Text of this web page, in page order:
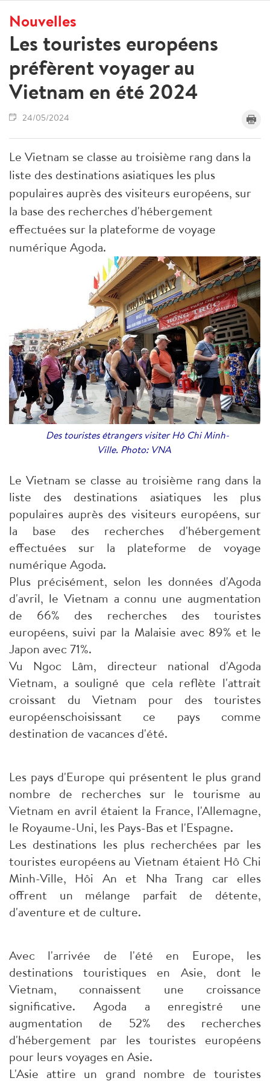
Nouvelles
Les touristes européens
préfèrent voyager au
Vietnam en été 2024
24/05/2024
Le Vietnam se classe au troisième rang dans la
liste des destinations asiatiques les plus
populaires auprès des visiteurs européens, sur
la base des recherches d'hébergement
effectuées sur la plateforme de voyage
numérique Agoda.
Des touristes étrangers visiter Hô Chi Minh-
Ville. Photo: VNA
Le Vietnam se classe au troisième rang dans la
liste des destinations asiatiques les plus
populaires auprès des visiteurs européens, sur
la base des recherches d'hébergement
effectuées sur la plateforme de voyage
numérique Agoda.
Plus précisément, selon les données d'Agoda
d'avril, le Vietnam a connu une augmentation
de 66% des recherches des touristes
européens, suivi par la Malaisie avec 89% et le
Japon avec 71%.
Vu Ngoc Lâm, directeur national d'Agoda
Vietnam, a souligné que cela reflète l'attrait
croissant du Vietnam pour des touristes
européenschoisissant ce pays comme
destination de vacances d'été.
Les pays d'Europe qui présentent le plus grand
nombre de recherches sur le tourisme au
Vietnam en avril étaient la France, l'Allemagne,
le Royaume-Uni, les Pays-Bas et l'Espagne.
Les destinations les plus recherchées par les
touristes européens au Vietnam étaient Hô Chi
Minh-Ville, Hôi An et Nha Trang car elles
offrent un mélange parfait de détente,
d'aventure et de culture.
Avec l'arrivée de l'été en Europe, les
destinations touristiques en Asie, dont le
Vietnam, connaissent une croissance
significative. Agoda a enregistré une
augmentation de 52% des recherches
d'hébergement par les touristes européens
pour leurs voyages en Asie.
L'Asie attire un grand nombre de touristes